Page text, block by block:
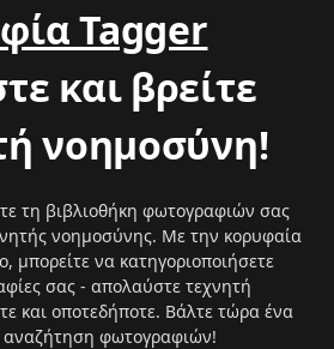
Tagger
και βρείτε
νοημοσύνη!
τη βιβλιοθήκη φωτογραφιών σας
νοημοσύνης. Με την κορυφαία
μπορείτε να κατηγοριοποιήσετε
σας - απολαύστε τεχνητή
και οποτεδήποτε. Βάλτε τώρα ένα
αναζήτηση φωτογραφιών!